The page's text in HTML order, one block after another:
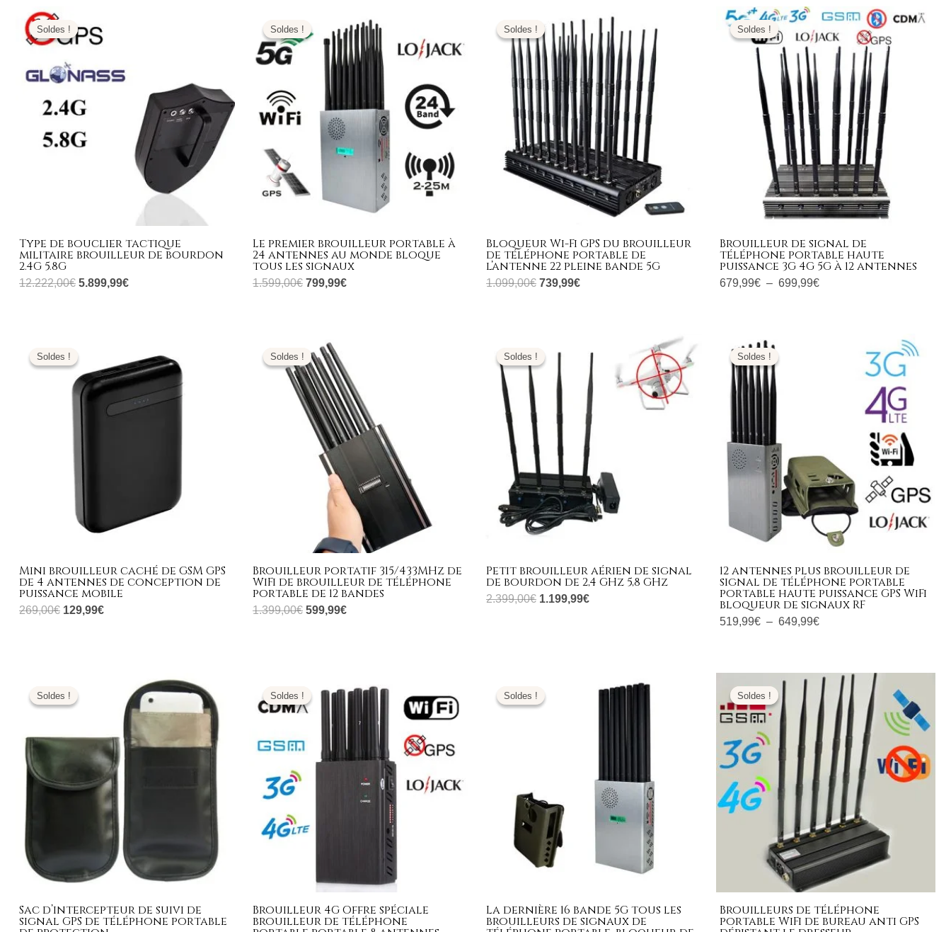
Soldes !
Soldes !
Type de bouclier tactique
militaire brouilleur de bourdon
2.4G 5.8G
12.222,00€
initial
était :
5.899,99€
Soldes !
Soldes !
Le premier brouilleur portable à
24 antennes au monde bloque
tous les signaux
1.599,00€
initial
était :
1.599,00€.
799,99€
prix
actuel
est :
799,99€.
Soldes !
Soldes !
Bloqueur Wi-Fi GPS du brouilleur
de téléphone portable de
l’antenne 22 pleine bande 5G
1.099,00€
prix
initial
était :
1.099,00€.
739,99€
prix
actuel
est :
739,99€.
Soldes !
Soldes !
Brouilleur de signal de
téléphone portable haute
puissance 3G 4G 5G à 12 antennes
679,99€ – 699,99€
Plage
de
prix :
679,99€
699,99€
Soldes !
Soldes !
Mini brouilleur caché de GSM GPS
de 4 antennes de conception de
puissance mobile
269,00€
initial
était :
269,00€.
129,99€
actuel
est :
129,99€.
Soldes !
Soldes !
Brouilleur portatif 315/433MHz de
WiFi de brouilleur de téléphone
portable de 12 bandes
1.399,00€
prix
initial
était :
1.399,00€.
599,99€
est :
599,99€.
Soldes !
Soldes !
Petit brouilleur aérien de signal
de bourdon de 2,4 GHz 5,8 GHz
2.399,00€
initial
était :
2.399,00€.
1.199,99€
prix
actuel
est :
1.199,99€.
Soldes !
Soldes !
12 antennes plus brouilleur de
signal de téléphone portable
portable haute puissance GPS WiFi
bloqueur de signaux RF
519,99€ – 649,99€
Soldes !
Soldes !
Sac d’intercepteur de suivi de
signal GPS de téléphone portable
initial
était :
actuel
69,99€.
Soldes !
Soldes !
Brouilleur 4G Offre spéciale
brouilleur de téléphone
initial
était :
499,00€.
prix
actuel
est :
199,99€.
Soldes !
Soldes !
La dernière 16 bande 5G tous les
brouilleurs de signaux de
initial
était :
Soldes !
Soldes !
Brouilleurs de téléphone
portable WiFi de bureau anti GPS
prix
initial
était :
999,00€.
Le
prix
actuel
est :
459,99€.